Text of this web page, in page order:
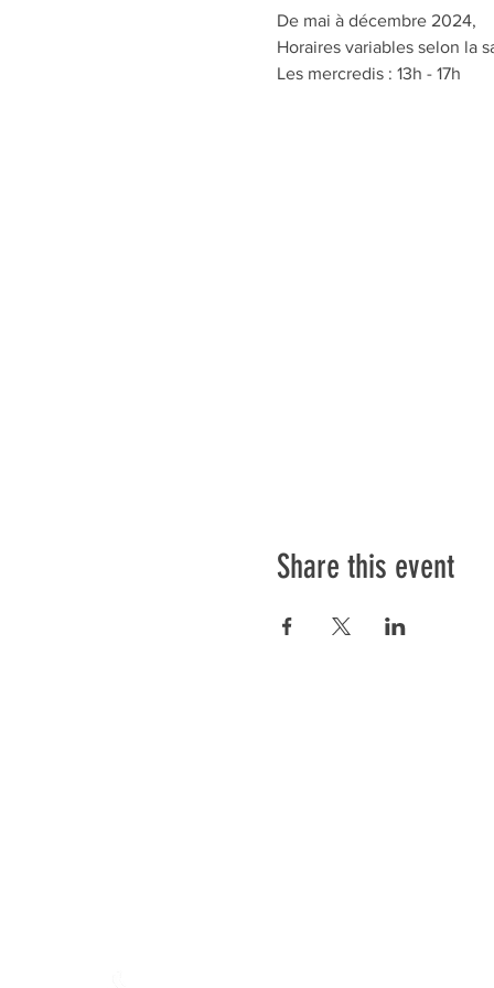
De mai à décembre 2024,
Horaires variables selon la
Les mercredis : 13h - 17h
Share this event